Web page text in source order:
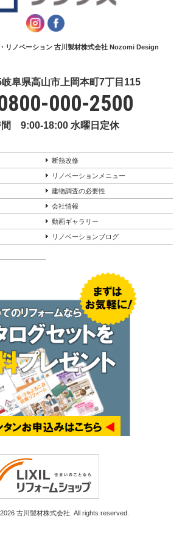
リノベーション 古川製材株式会社 Nozomi Design
阜県高山市上岡本町7丁目115
000-2500
間 9:00-18:00 水曜日定休
断熱改修
リノベーションメニュー
建物調査の必要性
会社情報
動画ギャラリー
リノベーションブログ
古川製材株式会社. All rights reserved.